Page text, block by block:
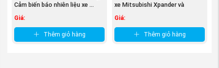
Cảm biến báo nhiên liệu xe ...
Giá:
Thêm giỏ hàng
xe Mitsubishi Xpander và
Giá:
Thêm giỏ hàng